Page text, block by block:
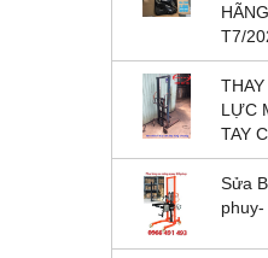
T7/
LỰC
TAY
Sửa